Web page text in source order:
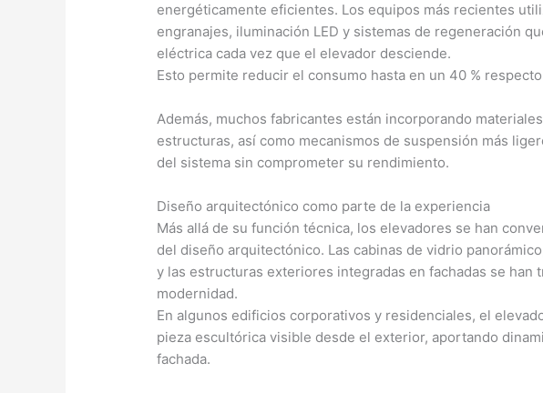
energéticamente eficientes. Los equipos más recientes
engranajes, iluminación LED y sistemas de regeneración
eléctrica cada vez que el elevador desciende.
Esto permite reducir el consumo hasta en un 40 %
Además, muchos fabricantes están incorporando
estructuras, así como mecanismos de suspensión más
del sistema sin comprometer su rendimiento.
Diseño arquitectónico como parte de la experiencia
Más allá de su función técnica, los elevadores se han
del diseño arquitectónico. Las cabinas de vidrio
y las estructuras exteriores integradas en fachadas se han
modernidad.
En algunos edificios corporativos y residenciales, el
pieza escultórica visible desde el exterior, aportando
fachada.